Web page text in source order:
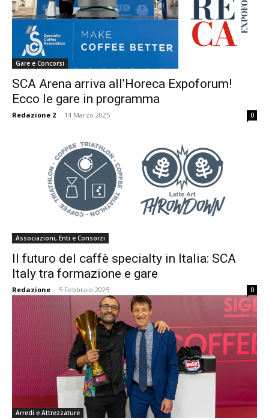
Gare e Concorsi
SCA Arena arriva all’Horeca Expoforum!
Ecco le gare in programma
Redazione 2 - 14 Marzo 2025 0
Associazioni, Enti e Consorzi
Il futuro del caffè specialty in Italia: SCA
Italy tra formazione e gare
Redazione - 5 Febbraio 2025 0
Arredi e Attrezzature